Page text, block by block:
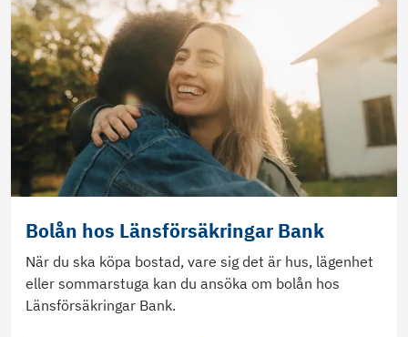
Bolån hos Länsförsäkringar Bank
När du ska köpa bostad, vare sig det är hus, lägenhet
eller sommarstuga kan du ansöka om bolån hos
Länsförsäkringar Bank.